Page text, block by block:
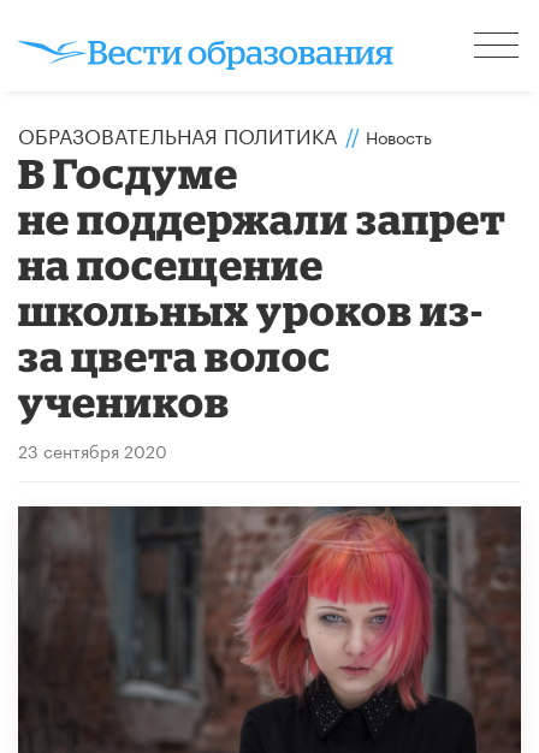
ОБРАЗОВАТЕЛЬНАЯ ПОЛИТИКА // Новость
В Госдуме
не поддержали запрет
на посещение
школьных уроков из-
за цвета волос
учеников
23 сентября 2020